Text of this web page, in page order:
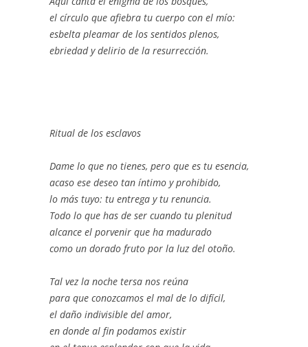
el círculo que afiebra tu cuerpo con el mío:
esbelta pleamar de los sentidos plenos,
ebriedad y delirio de la resurrección.
Ritual de los esclavos
Dame lo que no tienes, pero que es tu esencia,
acaso ese deseo tan íntimo y prohibido,
lo más tuyo: tu entrega y tu renuncia.
Todo lo que has de ser cuando tu plenitud
alcance el porvenir que ha madurado
como un dorado fruto por la luz del otoño.
Tal vez la noche tersa nos reúna
para que conozcamos el mal de lo difícil,
el daño indivisible del amor,
en donde al fin podamos existir